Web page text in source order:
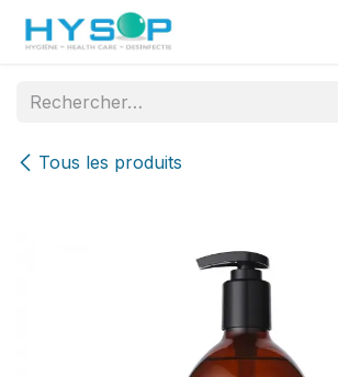
Se rendre au contenu
Tous les produits